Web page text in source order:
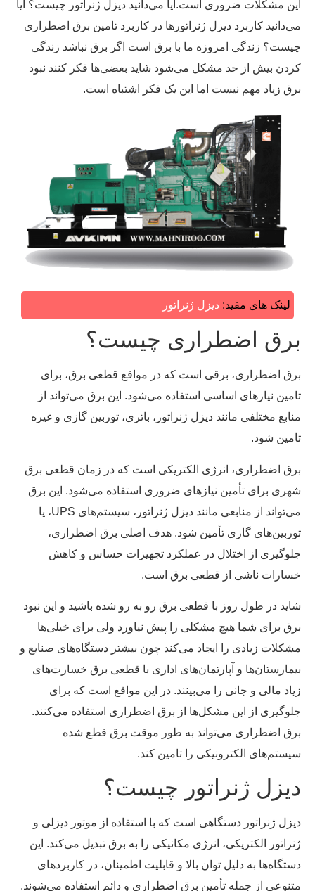
این مشکلات ضروری است. آیا می‌دانید دیزل ژنراتور چیست؟ آیا
می‌دانید کاربرد دیزل ژنراتورها در کاربرد تامین برق اضطراری
چیست؟ زندگی امروزه ما با برق است اگر برق نباشد زندگی
کردن بیش از حد مشکل می‌شود شاید بعضی‌ها فکر کنند نبود
برق زیاد مهم نیست اما این یک فکر اشتباه است.
لینک های مفید: دیزل ژنراتور
برق اضطراری چیست؟
برق اضطراری، برقی است که در مواقع قطعی برق، برای
تامین نیازهای اساسی استفاده می‌شود. این برق می‌تواند از
منابع مختلفی مانند دیزل ژنراتور، باتری، توربین گازی و غیره
تامین شود.
برق اضطراری، انرژی الکتریکی است که در زمان قطعی برق
شهری برای تأمین نیازهای ضروری استفاده می‌شود. این برق
می‌تواند از منابعی مانند دیزل ژنراتور، سیستم‌های UPS، یا
توربین‌های گازی تأمین شود. هدف اصلی برق اضطراری،
جلوگیری از اختلال در عملکرد تجهیزات حساس و کاهش
خسارات ناشی از قطعی برق است.
شاید در طول روز با قطعی برق رو به رو شده باشید و این نبود
برق برای شما هیچ مشکلی را پیش نیاورد ولی برای خیلی‌ها
مشکلات زیادی را ایجاد می‌کند چون بیشتر دستگاه‌های صنایع و
بیمارستان‌ها و آپارتمان‌های اداری با قطعی برق خسارت‌های
زیاد مالی و جانی را می‌بینند. در این مواقع است که برای
جلوگیری از این مشکل‌ها از برق اضطراری استفاده می‌کنند.
برق اضطراری می‌تواند به طور موقت برق قطع شده
سیستم‌های الکترونیکی را تامین کند.
دیزل ژنراتور چیست؟
دیزل ژنراتور دستگاهی است که با استفاده از موتور دیزلی و
ژنراتور الکتریکی، انرژی مکانیکی را به برق تبدیل می‌کند. این
دستگاه‌ها به دلیل توان بالا و قابلیت اطمینان، در کاربردهای
متنوعی از جمله تأمین برق اضطراری و دائم استفاده می‌شوند.